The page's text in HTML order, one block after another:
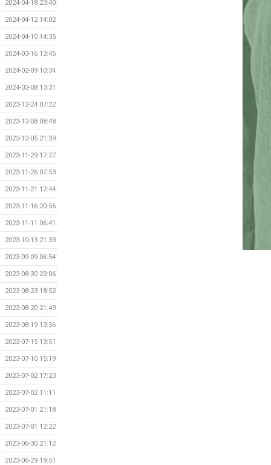
2024-04-18 23:40
2024-04-12 14:02
2024-04-10 14:35
2024-03-16 13:45
2024-02-09 10:34
2024-02-08 13:31
2023-12-24 07:22
2023-12-08 08:48
2023-12-05 21:39
2023-11-29 17:27
2023-11-26 07:53
2023-11-21 12:44
2023-11-16 20:56
2023-11-11 06:41
2023-10-13 21:33
2023-09-09 06:54
2023-08-30 23:06
2023-08-23 18:52
2023-08-20 21:49
2023-08-19 13:56
2023-07-15 13:51
2023-07-10 15:19
2023-07-02 17:23
2023-07-02 11:11
2023-07-01 21:18
2023-07-01 12:22
2023-06-30 21:12
2023-06-29 19:51